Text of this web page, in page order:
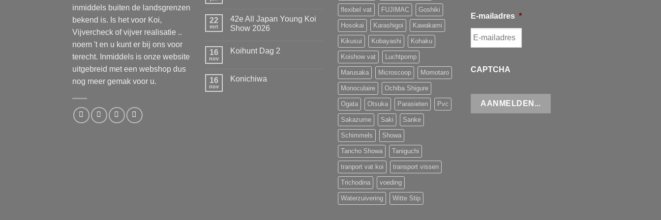
inmiddels buiten de landsgrenzen
bekend is. Is het voor Koi,
Vijvercheck of vijver realisatie ..
noem 't en u kunt er bij ons voor
terecht. Inmiddels is onze website
uitgebreid met een webshop dus
nog meer gemak voor u.
Titel
weten
te
MOST
UNIQUE
European
Koi
Show
22
mrt
42e All Japan Young Koi
Show 2026
op
Young
Koi
16
nov
Koihunt Dag 2
Koihunt
16
nov
Konichiwa
flexibel vat FUJIMAC Goshiki
Hosokai Karashigoi Kawakami
Kikusui Kobayashi Kohaku
Koishow vat Luchtpomp
Marusaka Microscoop Momotaro
Monoculaire Ochiba Shigure
Ogata Otsuka Parasieten Pvc
Sakazume Saki Sanke
Schimmels Showa
Tancho Showa Taniguchi
tranport vat koi transport vissen
Trichodina voeding
Waterzuivering Witte Stip
E-mailadres *
CAPTCHA